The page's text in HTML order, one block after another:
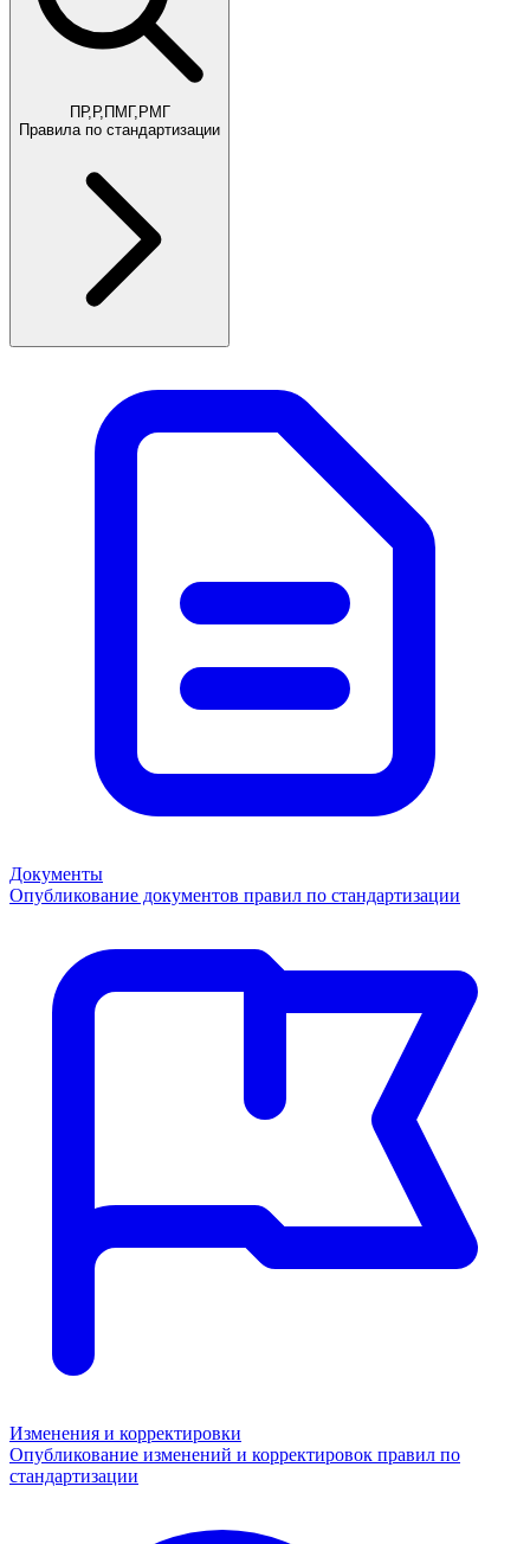
ПР,Р,ПМГ,РМГ
Правила по стандартизации
Документы
Опубликование документов правил по стандартизации
Изменения и корректировки
Опубликование изменений и корректировок правил по
стандартизации